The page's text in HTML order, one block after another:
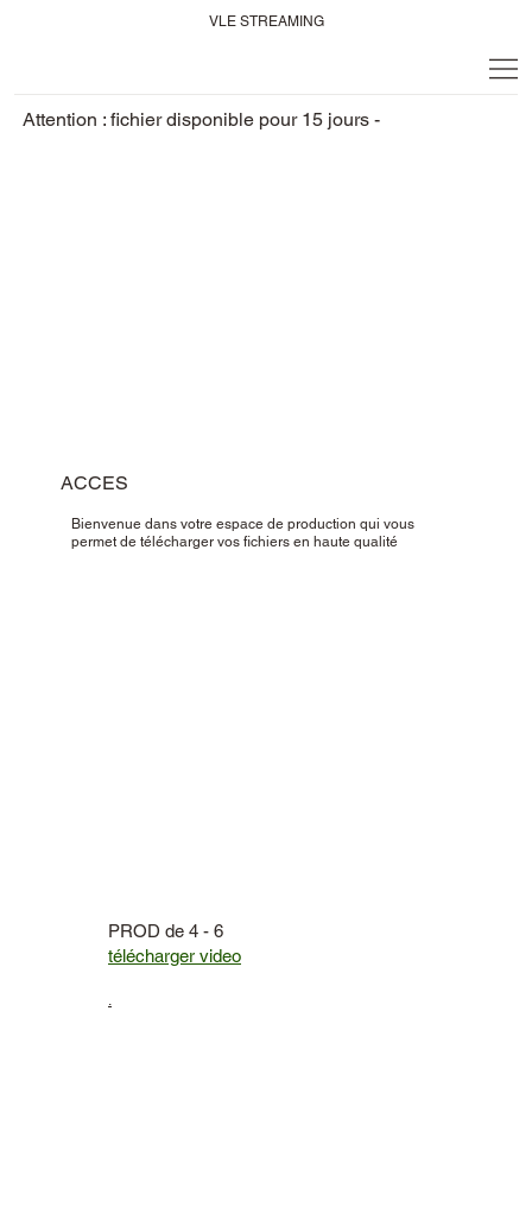
VLE STREAMING
Attention : fichier disponible pour 15 jours -
ACCES
Bienvenue dans votre espace de production qui vous
permet de télécharger vos fichiers en haute qualité
PROD de 4 - 6
télécharger video
.